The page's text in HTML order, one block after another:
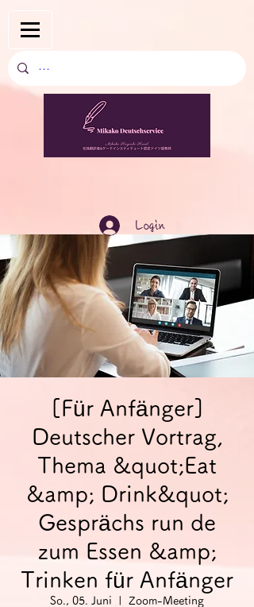
Login
[Für Anfänger]
Deutscher Vortrag,
Thema &quot;Eat
&amp; Drink&quot;
Gesprächs run de
zum Essen &amp;
Trinken für Anfänger
So., 05. Juni Zoom-Meeting